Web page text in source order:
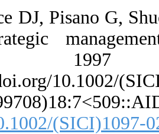
18. Teece DJ,
and strategic
journal.
https://doi.org/
[DOI:10.1002/